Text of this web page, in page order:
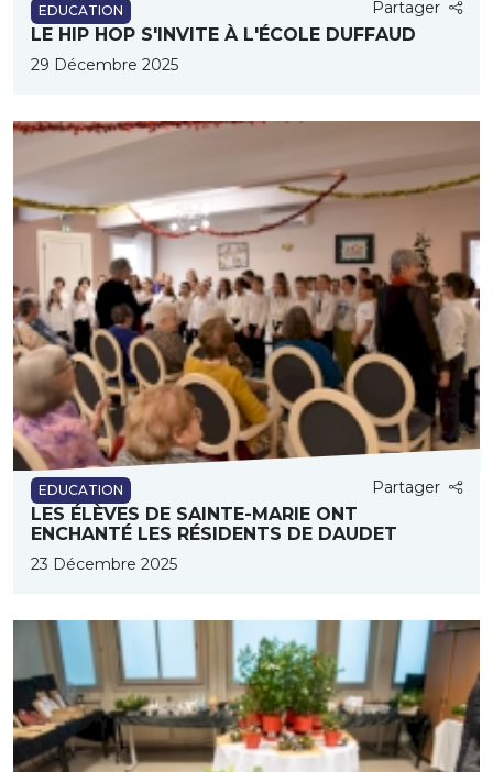
EDUCATION Partager
LE HIP HOP S'INVITE À L'ÉCOLE DUFFAUD
29 Décembre 2025
EDUCATION Partager
LES ÉLÈVES DE SAINTE-MARIE ONT
ENCHANTÉ LES RÉSIDENTS DE DAUDET
23 Décembre 2025